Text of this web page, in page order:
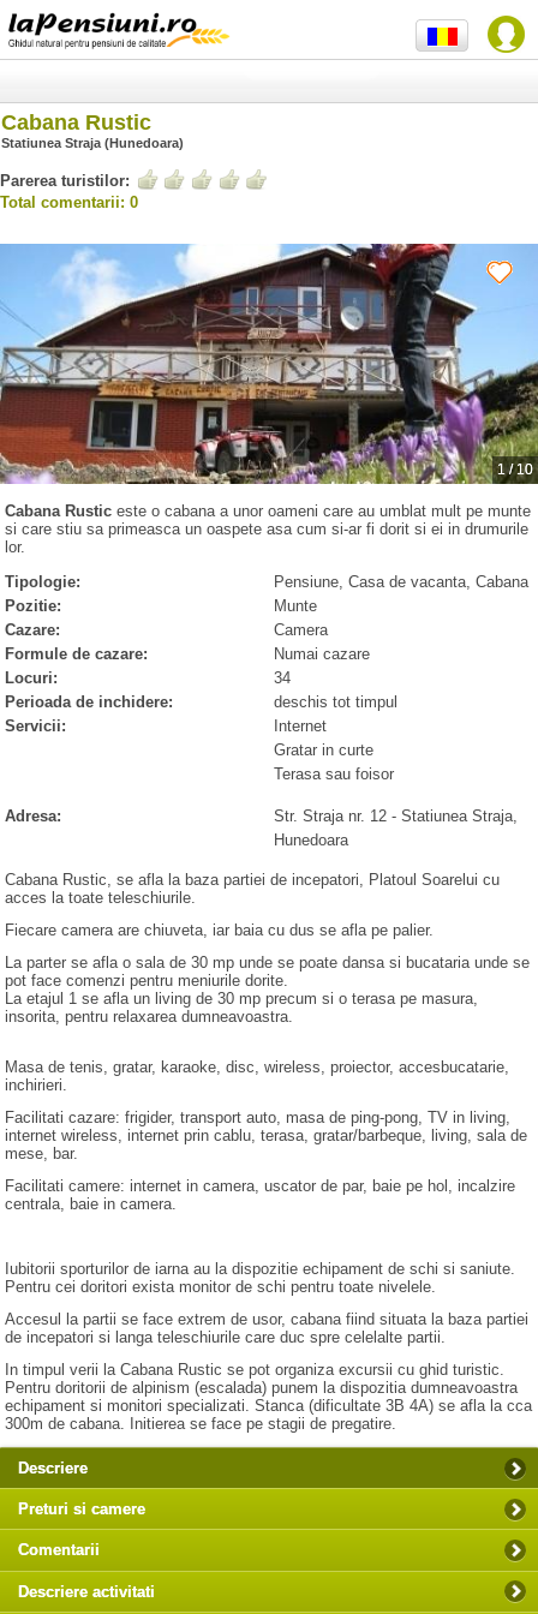
Cabana Rustic
Statiunea Straja (Hunedoara)
Parerea turistilor:
Total comentarii: 0
1/10
Cabana Rustic este o cabana a unor oameni care au umblat mult pe munte
si care stiu sa primeasca un oaspete asa cum si-ar fi dorit si ei in drumurile
lor.
Tipologie:
Pensiune, Casa de vacanta, Cabana
Pozitie:
Munte
Cazare:
Camera
Formule de cazare:
Numai cazare
Locuri:
34
Perioada de inchidere:
deschis tot timpul
Servicii:
Internet
Gratar in curte
Terasa sau foisor
Adresa: Str. Straja nr. 12 -Statiunea Straja,
Hunedoara
Cabana Rustic, se afla la baza partiei de incepatori, Platoul Soarelui cu
acces la toate teleschiurile.
Fiecare camera are chiuveta, iar baia cu dus se afla pe palier.
La parter se afla o sala de 30 mp unde se poate dansa si bucataria unde se
pot face comenzi pentru meniurile dorite.
La etajul 1 se afla un living de 30 mp precum si o terasa pe masura,
insorita, pentru relaxarea dumneavoastra.
Masa de tenis, gratar, karaoke, disc, wireless, proiector, accesbucatarie,
inchirieri.
Facilitati cazare: frigider, transport auto, masa de ping-pong, TV in living,
internet wireless, internet prin cablu, terasa, gratar/barbeque, living, sala de
mese, bar.
Facilitati camere: internet in camera, uscator de par, baie pe hol, incalzire
centrala, baie in camera.
Iubitorii sporturilor de iarna au la dispozitie echipament de schi si saniute.
Pentru cei doritori exista monitor de schi pentru toate nivelele.
Accesul la partii se face extrem de usor, cabana fiind situata la baza partiei
de incepatori si langa teleschiurile care duc spre celelalte partii.
In timpul verii la Cabana Rustic se pot organiza excursii cu ghid turistic.
Pentru doritorii de alpinism (escalada) punem la dispozitia dumneavoastra
echipament si monitori specializati. Stanca (dificultate 3B 4A) se afla la cca
300m de cabana. Initierea se face pe stagii de pregatire.
Descriere
Preturi si camere
Comentarii
Descriere activitati